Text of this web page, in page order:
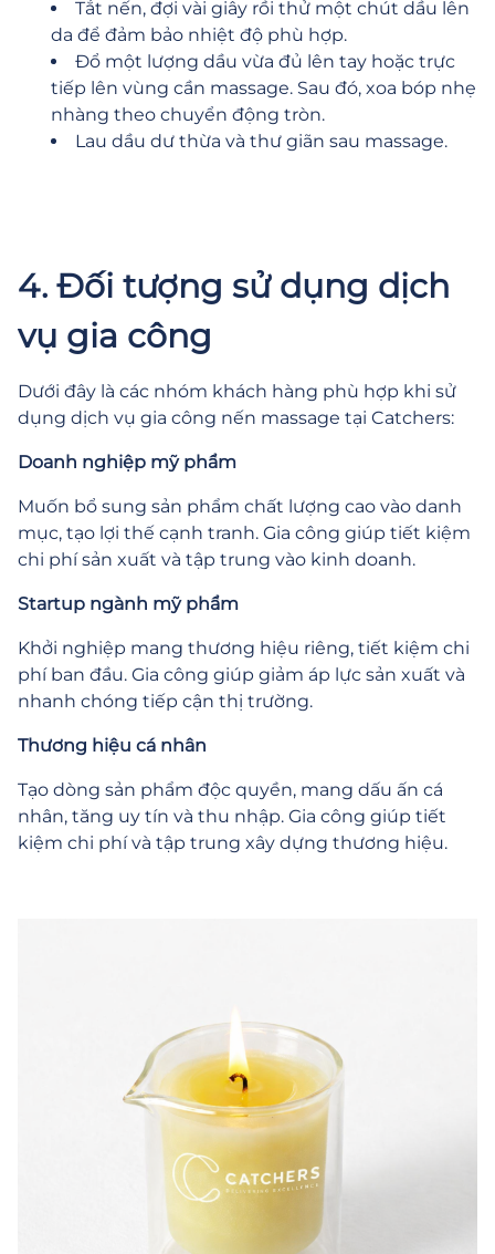
Tắt nến, đợi vài giây rồi thử một chút dầu lên
da để đảm bảo nhiệt độ phù hợp.
Đổ một lượng dầu vừa đủ lên tay hoặc trực
tiếp lên vùng cần massage. Sau đó, xoa bóp nhẹ
nhàng theo chuyển động tròn.
Lau dầu dư thừa và thư giãn sau massage.
4. Đối tượng sử dụng dịch
vụ gia công
Dưới đây là các nhóm khách hàng phù hợp khi sử
dụng dịch vụ gia công nến massage tại Catchers:
Doanh nghiệp mỹ phẩm
Muốn bổ sung sản phẩm chất lượng cao vào danh
mục, tạo lợi thế cạnh tranh. Gia công giúp tiết kiệm
chi phí sản xuất và tập trung vào kinh doanh.
Startup ngành mỹ phẩm
Khởi nghiệp mang thương hiệu riêng, tiết kiệm chi
phí ban đầu. Gia công giúp giảm áp lực sản xuất và
nhanh chóng tiếp cận thị trường.
Thương hiệu cá nhân
Tạo dòng sản phẩm độc quyền, mang dấu ấn cá
nhân, tăng uy tín và thu nhập. Gia công giúp tiết
kiệm chi phí và tập trung xây dựng thương hiệu.